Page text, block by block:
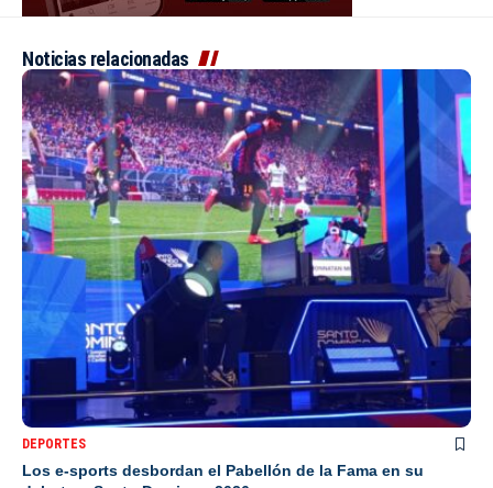
Noticias relacionadas
DEPORTES
Los e-sports desbordan el Pabellón de la Fama en su